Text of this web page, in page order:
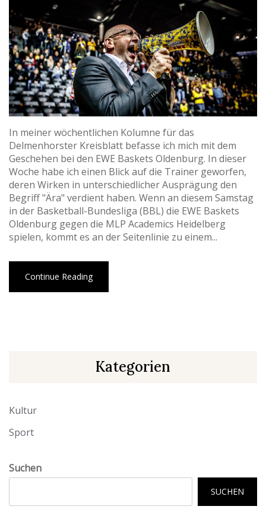
In meiner wöchentlichen Kolumne für das
Delmenhorster Kreisblatt befasse ich mich mit dem
Geschehen bei den EWE Baskets Oldenburg. In dieser
Woche habe ich einen Blick auf die Trainer geworfen,
deren Wirken in unterschiedlicher Ausprägung den
Begriff "Ära" verdient haben. Wenn an diesem Samstag
in der Basketball-Bundesliga (BBL) die EWE Baskets
Oldenburg gegen die MLP Academics Heidelberg
spielen, kommt es an der Seitenlinie zu einem...
Continue Reading
Kategorien
Kultur
Sport
Suchen
SUCHEN